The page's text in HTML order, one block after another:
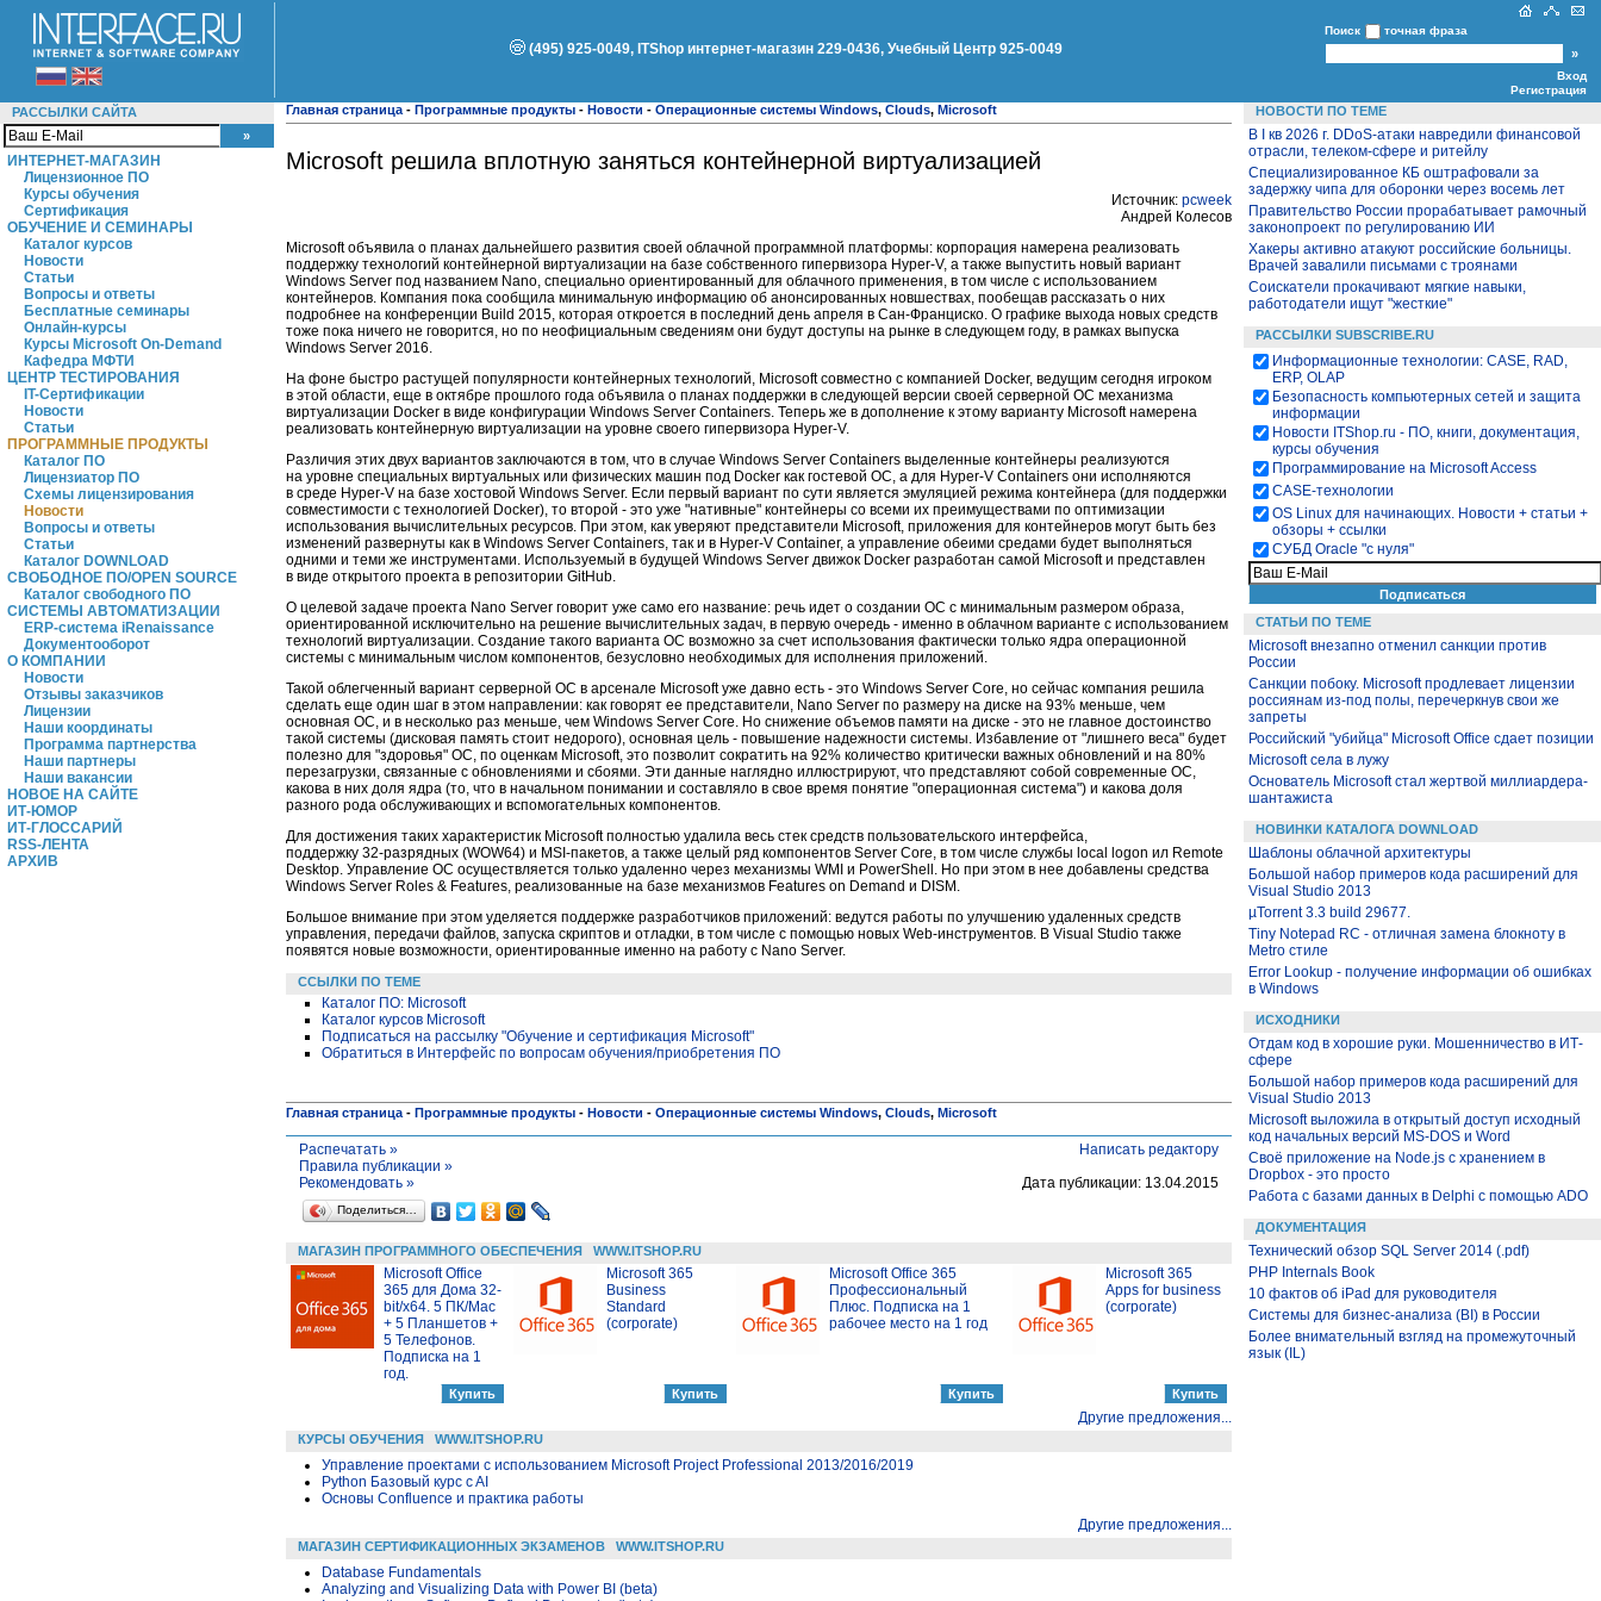
(495) 925-0049, ITShop интернет-магазин 229-0436, Учебный Центр 925-0049
Поиск точная фраза
Вход
Регистрация
РАССЫЛКИ САЙТА
ИНТЕРНЕТ-МАГАЗИН
Лицензионное ПО
Курсы обучения
Сертификация
ОБУЧЕНИЕ И СЕМИНАРЫ
Каталог курсов
Новости
Статьи
Вопросы и ответы
Бесплатные семинары
Онлайн-курсы
Курсы Microsoft On-Demand
Кафедра МФТИ
ЦЕНТР ТЕСТИРОВАНИЯ
IT-Сертификации
Новости
Статьи
ПРОГРАММНЫЕ ПРОДУКТЫ
Каталог ПО
Лицензиатор ПО
Схемы лицензирования
Новости
Вопросы и ответы
Статьи
Каталог DOWNLOAD
СВОБОДНОЕ ПО/OPEN SOURCE
Каталог свободного ПО
СИСТЕМЫ АВТОМАТИЗАЦИИ
ERP-система iRenaissance
Документооборот
О КОМПАНИИ
Новости
Отзывы заказчиков
Лицензии
Наши координаты
Программа партнерства
Наши партнеры
Наши вакансии
НОВОЕ НА САЙТЕ
ИТ-ЮМОР
ИТ-ГЛОССАРИЙ
RSS-ЛЕНТА
АРХИВ
Главная страница - Программные продукты - Новости - Операционные системы Windows, Clouds, Microsoft
Microsoft решила вплотную заняться контейнерной виртуализацией
Источник: pcweek
Андрей Колесов
Microsoft объявила о планах дальнейшего развития своей облачной программной платформы: корпорация намерена реализовать
поддержку технологий контейнерной виртуализации на базе собственного гипервизора Hyper-V, а также выпустить новый вариант
Windows Server под названием Nano, специально ориентированный для облачного применения, в том числе с использованием
контейнеров. Компания пока сообщила минимальную информацию об анонсированных новшествах, пообещав рассказать о них
подробнее на конференции Build 2015, которая откроется в последний день апреля в Сан-Франциско. О графике выхода новых средств
тоже пока ничего не говорится, но по неофициальным сведениям они будут доступы на рынке в следующем году, в рамках выпуска
Windows Server 2016.
На фоне быстро растущей популярности контейнерных технологий, Microsoft совместно с компанией Docker, ведущим сегодня игроком
в этой области, еще в октябре прошлого года объявила о планах поддержки в следующей версии своей серверной ОС механизма
виртуализации Docker в виде конфигурации Windows Server Containers. Теперь же в дополнение к этому варианту Microsoft намерена
реализовать контейнерную виртуализации на уровне своего гипервизора Hyper-V.
Различия этих двух вариантов заключаются в том, что в случае Windows Server Containers выделенные контейнеры реализуются
на уровне специальных виртуальных или физических машин под Docker как гостевой ОС, а для Hyper-V Containers они исполняются
в среде Hyper-V на базе хостовой Windows Server. Если первый вариант по сути является эмуляцией режима контейнера (для поддержки
совместимости с технологией Docker), то второй - это уже "нативные" контейнеры со всеми их преимуществами по оптимизации
использования вычислительных ресурсов. При этом, как уверяют представители Microsoft, приложения для контейнеров могут быть без
изменений развернуты как в Windows Server Containers, так и в Hyper-V Container, а управление обеими средами будет выполняться
одними и теми же инструментами. Используемый в будущей Windows Server движок Docker разработан самой Microsoft и представлен
в виде открытого проекта в репозитории GitHub.
О целевой задаче проекта Nano Server говорит уже само его название: речь идет о создании ОС с минимальным размером образа,
ориентированной исключительно на решение вычислительных задач, в первую очередь - именно в облачном варианте с использованием
технологий виртуализации. Создание такого варианта ОС возможно за счет использования фактически только ядра операционной
системы с минимальным числом компонентов, безусловно необходимых для исполнения приложений.
Такой облегченный вариант серверной ОС в арсенале Microsoft уже давно есть - это Windows Server Core, но сейчас компания решила
сделать еще один шаг в этом направлении: как говорят ее представители, Nano Server по размеру на диске на 93% меньше, чем
основная ОС, и в несколько раз меньше, чем Windows Server Core. Но снижение объемов памяти на диске - это не главное достоинство
такой системы (дисковая память стоит недорого), основная цель - повышение надежности системы. Избавление от "лишнего веса" будет
полезно для "здоровья" ОС, по оценкам Microsoft, это позволит сократить на 92% количество критически важных обновлений и на 80%
перезагрузки, связанные с обновлениями и сбоями. Эти данные наглядно иллюстрируют, что представляют собой современные ОС,
какова в них доля ядра (то, что в начальном понимании и составляло в свое время понятие "операционная система") и какова доля
разного рода обслуживающих и вспомогательных компонентов.
Для достижения таких характеристик Microsoft полностью удалила весь стек средств пользовательского интерфейса,
поддержку 32-разрядных (WOW64) и MSI-пакетов, а также целый ряд компонентов Server Core, в том числе службы local logon ил Remote
Desktop. Управление ОС осуществляется только удаленно через механизмы WMI и PowerShell. Но при этом в нее добавлены средства
Windows Server Roles & Features, реализованные на базе механизмов Features on Demand и DISM.
Большое внимание при этом уделяется поддержке разработчиков приложений: ведутся работы по улучшению удаленных средств
управления, передачи файлов, запуска скриптов и отладки, в том числе с помощью новых Web-инструментов. В Visual Studio также
появятся новые возможности, ориентированные именно на работу с Nano Server.
ССЫЛКИ ПО ТЕМЕ
Каталог ПО: Microsoft
Каталог курсов Microsoft
Подписаться на рассылку "Обучение и сертификация Microsoft"
Обратиться в Интерфейс по вопросам обучения/приобретения ПО
Главная страница - Программные продукты - Новости - Операционные системы Windows, Clouds, Microsoft
Распечатать »
Правила публикации »
Написать редактору
Рекомендовать »
Дата публикации: 13.04.2015
Поделиться…
МАГАЗИН ПРОГРАММНОГО ОБЕСПЕЧЕНИЯ WWW.ITSHOP.RU
Microsoft Office
365 для Дома 32-
bit/x64. 5 ПК/Mac
+ 5 Планшетов +
5 Телефонов.
Подписка на 1
год.
Microsoft 365
Business
Standard
(corporate)
Microsoft Office 365
Профессиональный
Плюс. Подписка на 1
рабочее место на 1 год
Microsoft 365
Apps for business
(corporate)
Другие предложения...
КУРСЫ ОБУЧЕНИЯ WWW.ITSHOP.RU
Управление проектами с использованием Microsoft Project Professional 2013/2016/2019
Python Базовый курс c AI
Основы Confluence и практика работы
Другие предложения...
МАГАЗИН СЕРТИФИКАЦИОННЫХ ЭКЗАМЕНОВ WWW.ITSHOP.RU
Database Fundamentals
Analyzing and Visualizing Data with Power BI (beta)
НОВОСТИ ПО ТЕМЕ
В I кв 2026 г. DDoS-атаки навредили финансовой
отрасли, телеком-сфере и ритейлу
Специализированное КБ оштрафовали за
задержку чипа для оборонки через восемь лет
Правительство России прорабатывает рамочный
законопроект по регулированию ИИ
Хакеры активно атакуют российские больницы.
Врачей завалили письмами с троянами
Cоискатели прокачивают мягкие навыки,
работодатели ищут "жесткие"
РАССЫЛКИ SUBSCRIBE.RU
Информационные технологии: CASE, RAD,
ERP, OLAP
Безопасность компьютерных сетей и защита
информации
Новости ITShop.ru - ПО, книги, документация,
курсы обучения
Программирование на Microsoft Access
CASE-технологии
OS Linux для начинающих. Новости + статьи +
обзоры + ссылки
СУБД Oracle "с нуля"
СТАТЬИ ПО ТЕМЕ
Microsoft внезапно отменил санкции против
России
Санкции побоку. Microsoft продлевает лицензии
россиянам из-под полы, перечеркнув свои же
запреты
Российский "убийца" Microsoft Office сдает позиции
Microsoft села в лужу
Основатель Microsoft стал жертвой миллиардера-
шантажиста
НОВИНКИ КАТАЛОГА DOWNLOAD
Шаблоны облачной архитектуры
Большой набор примеров кода расширений для
Visual Studio 2013
µTorrent 3.3 build 29677.
Tiny Notepad RC - отличная замена блокноту в
Metro стиле
Error Lookup - получение информации об ошибках
в Windows
ИСХОДНИКИ
Отдам код в хорошие руки. Мошенничество в ИТ-
сфере
Большой набор примеров кода расширений для
Visual Studio 2013
Microsoft выложила в открытый доступ исходный
код начальных версий MS-DOS и Word
Своё приложение на Node.js с хранением в
Dropbox - это просто
Работа с базами данных в Delphi с помощью ADO
ДОКУМЕНТАЦИЯ
Технический обзор SQL Server 2014 (.pdf)
PHP Internals Book
10 фактов об iPad для руководителя
Системы для бизнес-анализа (BI) в России
Более внимательный взгляд на промежуточный
язык (IL)